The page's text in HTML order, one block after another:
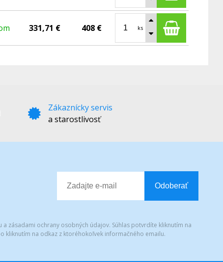
331,71 € 408 € ks
Zákaznícky servis
a starostlivosť
Odoberať
zásadami ochrany osobných údajov. Súhlas potvrdíte kliknutím na
kliknutím na odkaz z ktoréhokoľvek informačného emailu.